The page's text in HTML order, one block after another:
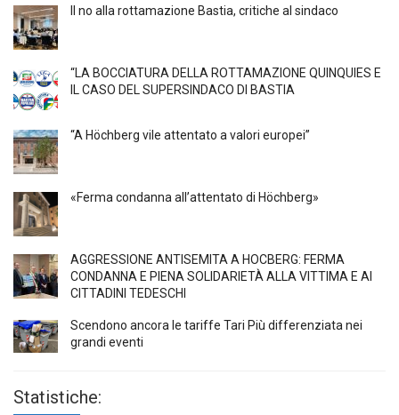
Il no alla rottamazione Bastia, critiche al sindaco
“LA BOCCIATURA DELLA ROTTAMAZIONE QUINQUIES E
IL CASO DEL SUPERSINDACO DI BASTIA
“A Höchberg vile attentato a valori europei”
«Ferma condanna all’attentato di Höchberg»
AGGRESSIONE ANTISEMITA A HÖCBERG: FERMA
CONDANNA E PIENA SOLIDARIETÀ ALLA VITTIMA E AI
CITTADINI TEDESCHI
Scendono ancora le tariffe Tari Più differenziata nei
grandi eventi
Statistiche: